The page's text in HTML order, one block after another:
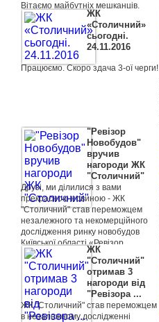
Вітаємо майбутніх мешканців,
бажаємо легкого ремонту і
щасливого життя на новому місці!
ЖК
«Столичний»
сьогоднi.
24.11.2016
Працюємо. Скоро здача 3-ої черги!
"Ревізор
Новобудов"
вручив
нагороди ЖК
"Столичний"
Друзі, ми ділилися з вами
прекрасною новиною - ЖК
"Столичний" став переможцем
незалежного та некомерційного
дослідження ринку новобудов
Київської області «Ревізор
новобудов» в трьох номінаціях:
"Зручність життя", "Фінансові
умови", а також ГРАН-ПРІ. І ось
сьогодні нам вручили наші
нагороди!
ЖК
"Столичний"
отримав 3
нагороди від
"Ревізора ...
ЖК "Столичний" став переможцем
в незалежному дослідженні